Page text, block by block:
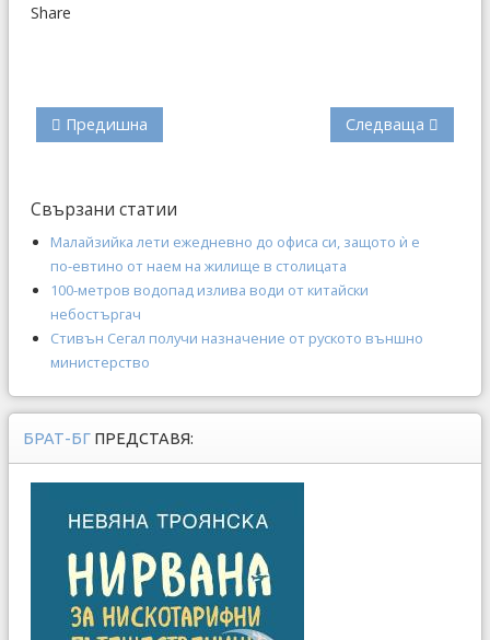
Share
Предишна Следваща
Свързани статии
Малайзийка лети ежедневно до офиса си, защото ѝ е
по-евтино от наем на жилище в столицата
100-метров водопад излива води от китайски
небостъргач
Стивън Сегал получи назначение от руското външно
министерство
БРАТ-БГ ПРЕДСТАВЯ: